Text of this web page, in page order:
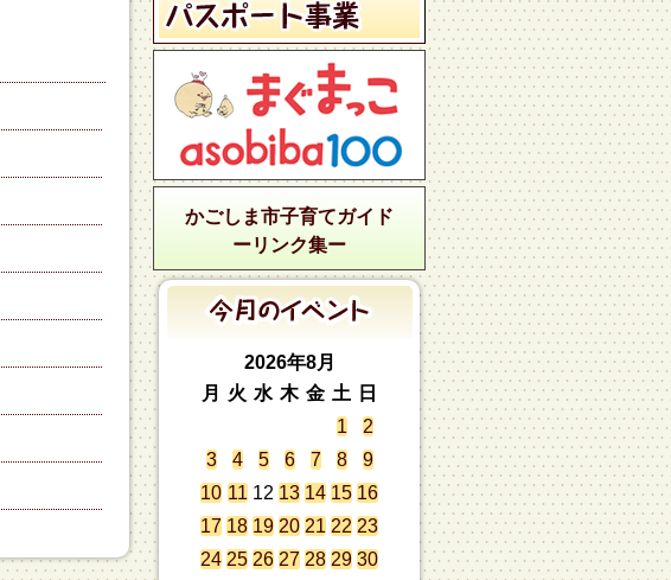
かごしま市子育てガイド
ーリンク集ー
2026年8月
月
火 水 木 金 土
日
1
2
3
4 5 6 7 8
9
10 11 12 13 14 15 16
17 18 19 20 21 22 23
24 25 26 27 28 29 30